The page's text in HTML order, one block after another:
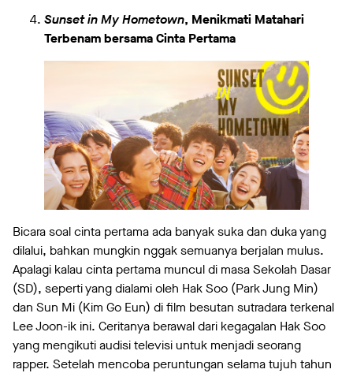
Sunset in My Hometown, Menikmati Matahari
Terbenam bersama Cinta Pertama
Bicara soal cinta pertama ada banyak suka dan duka yang
dilalui, bahkan mungkin nggak semuanya berjalan mulus.
Apalagi kalau cinta pertama muncul di masa Sekolah Dasar
(SD), seperti yang dialami oleh Hak Soo (Park Jung Min)
dan Sun Mi (Kim Go Eun) di film besutan sutradara terkenal
Lee Joon-ik ini. Ceritanya berawal dari kegagalan Hak Soo
yang mengikuti audisi televisi untuk menjadi seorang
rapper. Setelah mencoba peruntungan selama tujuh tahun